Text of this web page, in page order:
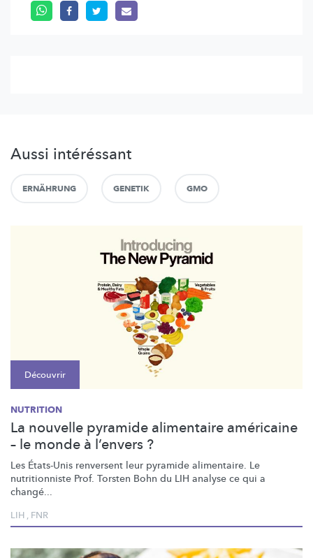
Aussi intéréssant
ERNÄHRUNG GENETIK GMO
Découvrir
NUTRITION
La nouvelle pyramide alimentaire américaine
– le monde à l’envers ?
Les États-Unis renversent leur pyramide alimentaire. Le
nutritionniste Prof. Torsten Bohn du LIH analyse ce qui a
changé...
LIH , FNR